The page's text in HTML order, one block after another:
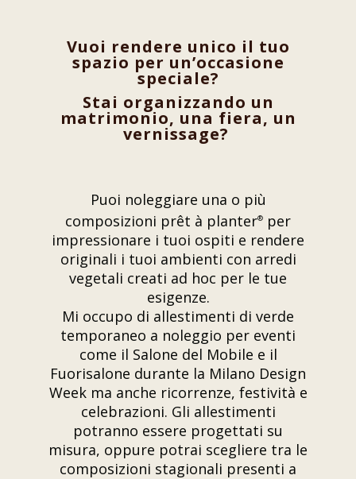
Vuoi rendere unico il tuo
spazio per un’occasione
speciale?
Stai organizzando un
matrimonio, una fiera, un
vernissage?
Puoi noleggiare una o più
composizioni prêt à planter® per
impressionare i tuoi ospiti e rendere
originali i tuoi ambienti con arredi
vegetali creati ad hoc per le tue
esigenze.
Mi occupo di allestimenti di verde
temporaneo a noleggio per eventi
come il Salone del Mobile e il
Fuorisalone durante la Milano Design
Week ma anche ricorrenze, festività e
celebrazioni. Gli allestimenti
potranno essere progettati su
misura, oppure potrai scegliere tra le
composizioni stagionali presenti a